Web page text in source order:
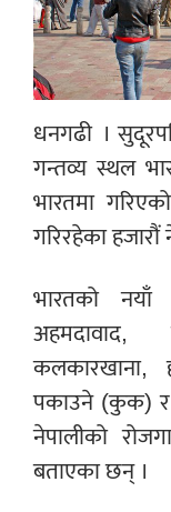
धनगढी ।
गन्तव्य स्थल
भारतमा
गरिरहेका
भारतको नयाँ
अहमदावाद,
कलकारखाना,
पकाउने (कुक) र
नेपालीको
बताएका छन् ।